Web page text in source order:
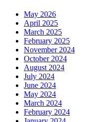
May 2026
April 2025
March 2025
February 2025
November 2024
October 2024
August 2024
July 2024
June 2024
May 2024
March 2024
February 2024